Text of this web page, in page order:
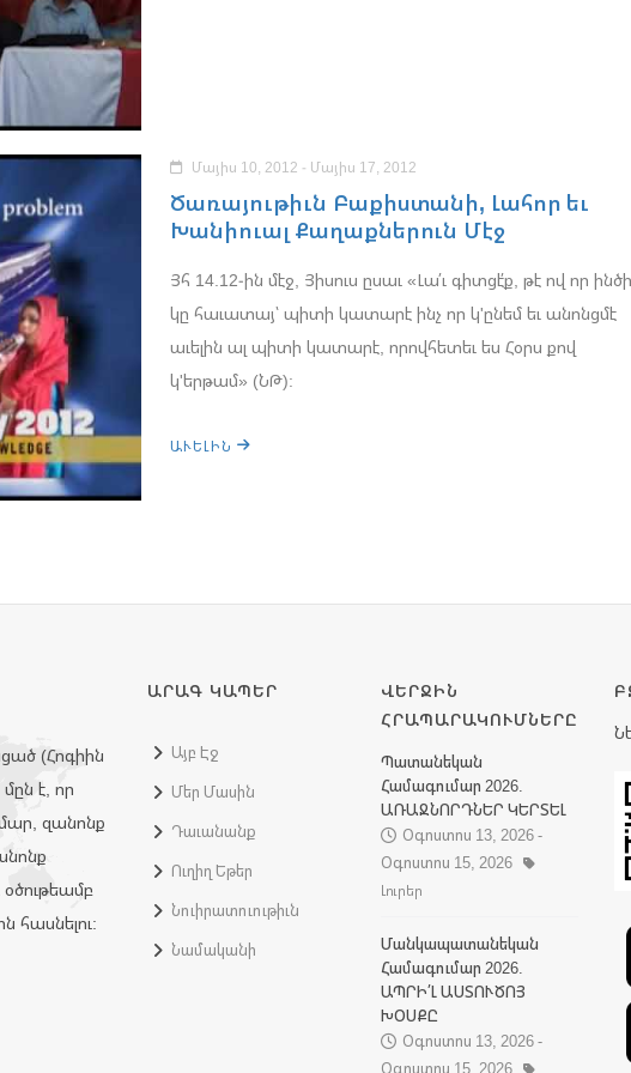
Մայիս 10, 2012 - Մայիս 17, 2012
Ծառայութիւն Բաքիստանի, Լահոր եւ
Խանիուալ Քաղաքներուն Մէջ
Յհ 14.12-ին մէջ, Յիսուս ըսաւ «Լա՛ւ գիտցէ՛ք, թէ ով որ
կը հաւատայ՝ պիտի կատարէ ինչ որ կ'ընեմ եւ անոնցմէ
աւելին ալ պիտի կատարէ, որովհետեւ ես Հօրս քով
կ'երթամ» (ՆԹ):
ԱՒԵԼԻՆ
(Հոգիին
է, որ
զանոնք
հասնելու:
ԱՐԱԳ ԿԱՊԵՐ
Այբ Էջ
Մեր Մասին
Դաւանանք
Ուղիղ Եթեր
Նուիրատուութիւն
Նամականի
ՎԵՐՋԻՆ
ՀՐԱՊԱՐԱԿՈՒՄՆԵՐԸ
Պատանեկան
Համագումար 2026.
ԱՌԱՋՆՈՐԴՆԵՐ ԿԵՐՏԵԼ
Օգոստոս 13, 2026 -
Օգոստոս 15, 2026
Լուրեր
Մանկապատանեկան
Համագումար 2026.
ԱՊՐԻ՛Լ ԱՍՏՈՒԾՈՅ
ԽՕՍՔԸ
Օգոստոս 13, 2026 -
Օգոստոս 15, 2026